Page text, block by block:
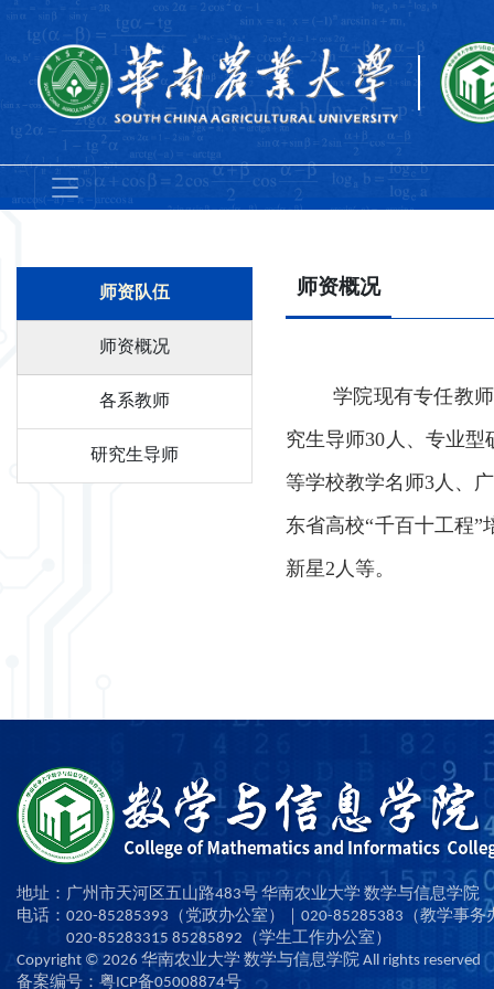
师资队伍
师资概况
各系教师
研究生导师
师资概况
学院现有专任教师
究生导师30人、专业型
等学校教学名师3人、
东省高校“千百十工程”
新星2人等。
地址：广州市天河区五山路483号 华南农业大学 数学与信息学院
电话：020-85285393（党政办公室）｜020-85285383（教学事务
020-85283315 85285892（学生工作办公室）
Copyright © 2026 华南农业大学 数学与信息学院 All rights reserved
备案编号：粤ICP备05008874号